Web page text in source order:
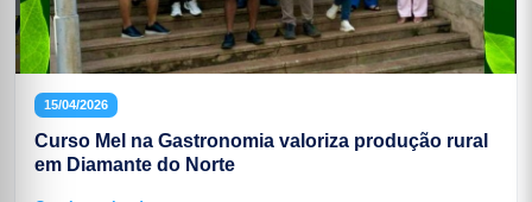
15/04/2026
Curso Mel na Gastronomia valoriza produção rural
em Diamante do Norte